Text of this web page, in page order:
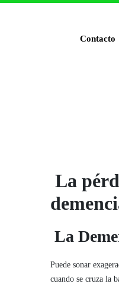
Contacto
La
La
Puede sonar
cuando se cruza la